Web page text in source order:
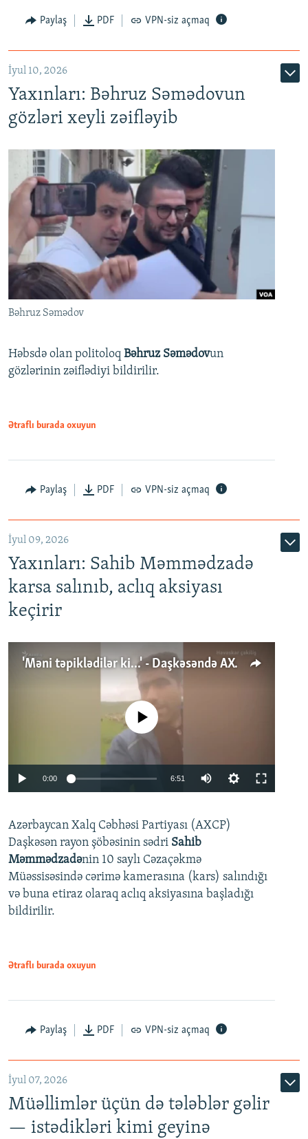
Paylaş PDF VPN-siz açmaq
İyul 10, 2026
Yaxınları: Bəhruz Səmədovun
gözləri xeyli zəifləyib
Bəhruz Səmədov
Həbsdə olan politoloq Bəhruz Səmədovun
gözlərinin zəiflədiyi bildirilir.
Ətraflı burada oxuyun
Paylaş PDF VPN-siz açmaq
İyul 09, 2026
Yaxınları: Sahib Məmmədzadə
karsa salınıb, aclıq aksiyası
keçirir
'Məni təpiklədilər ki...' - Daşkəsəndə AXCP fəalının yaxınları onun həbsinə etiraz edirlər
Auto 240p 360p
720p 1080p
No media source currently available
0:00 6:51
360p
720p
1080p
Azərbaycan Xalq Cəbhəsi Partiyası (AXCP)
Daşkəsən rayon şöbəsinin sədri Sahib
Məmmədzadənin 10 saylı Cəzaçəkmə
Müəssisəsində cərimə kamerasına (kars) salındığı
və buna etiraz olaraq aclıq aksiyasına başladığı
bildirilir.
Ətraflı burada oxuyun
Paylaş PDF VPN-siz açmaq
İyul 07, 2026
Müəllimlər üçün də tələblər gəlir
— istədikləri kimi geyinə